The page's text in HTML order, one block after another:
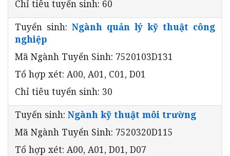
Chỉ tiêu tuyển sinh: 60
Tuyển sinh: Ngành quản lý kỹ thuật công
nghiệp
Mã Ngành Tuyển Sinh: 7520103D131
Tổ hợp xét: A00, A01, C01, D01
Chỉ tiêu tuyển sinh: 30
Tuyển sinh: Ngành kỹ thuật môi trường
Mã Ngành Tuyển Sinh: 7520320D115
Tổ hợp xét: A00, A01, D01, D07